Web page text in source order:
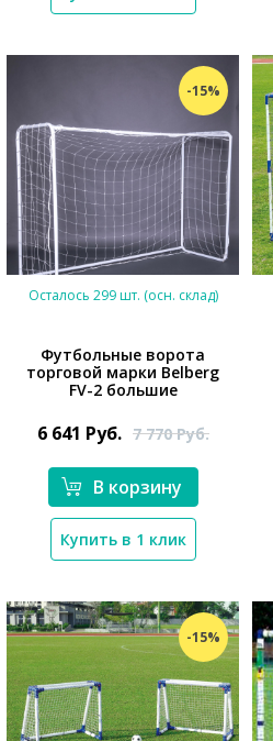
-15%
Осталось 299 шт. (осн. склад)
Футбольные ворота
торговой марки Belberg
FV-2 большие
6 641 Руб. 7 770Руб.
В корзину
Купить в 1 клик
-15%